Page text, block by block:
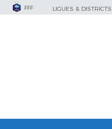
FFF LIGUES & DISTRICTS